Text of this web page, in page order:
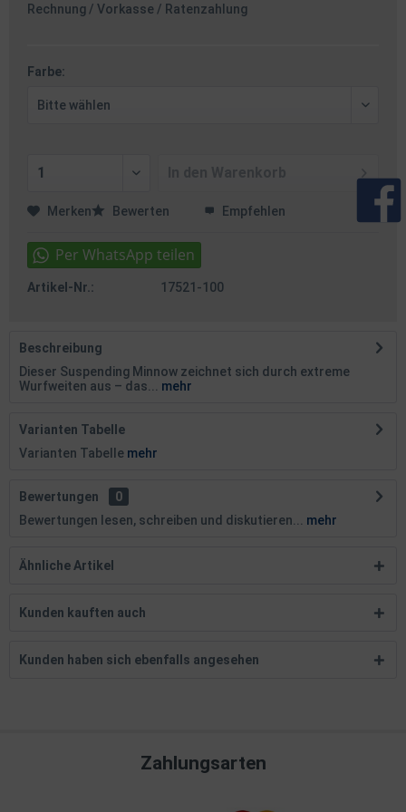
Rechnung / Vorkasse / Ratenzahlung
Farbe:
Merken Bewerten Empfehlen
Artikel-Nr.: 17521-100
Beschreibung
Dieser Suspending Minnow zeichnet sich durch extreme
Wurfweiten aus – das...
mehr
Varianten Tabelle
Varianten Tabelle mehr
Bewertungen
0
Bewertungen lesen, schreiben und diskutieren...
mehr
Ähnliche Artikel
Kunden kauften auch
Kunden haben sich ebenfalls angesehen
Zahlungsarten